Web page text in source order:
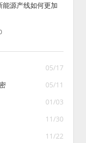
能源产线如何更加
05/17
05/11
01/03
11/30
11/22